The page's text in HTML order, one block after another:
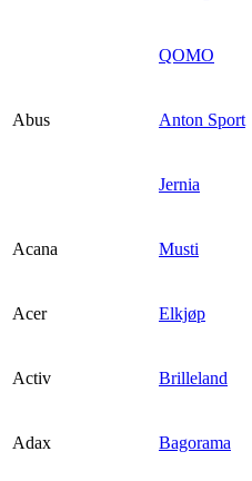
QOMO
Abus Anton Sport
Jernia
Acana Musti
Acer Elkjøp
Activ Brilleland
Adax Bagorama